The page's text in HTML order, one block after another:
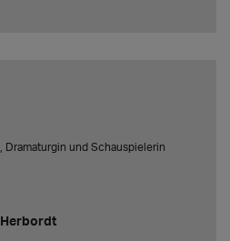
Dramaturgin und Schauspielerin